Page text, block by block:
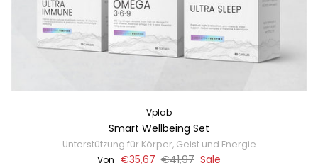
Vplab
Smart Wellbeing Set
Unterstützung für Körper, Geist und Energie
Von €35,67 €41,97 Sale